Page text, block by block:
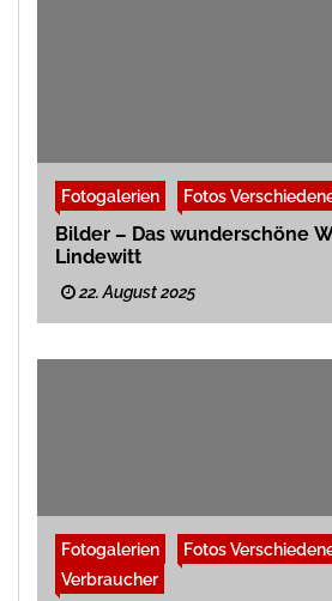
Fotogalerien Fotos
Bilder – Das wunderschöne
Lindewitt
22. August 2025
Fotogalerien Fotos
Verbraucher